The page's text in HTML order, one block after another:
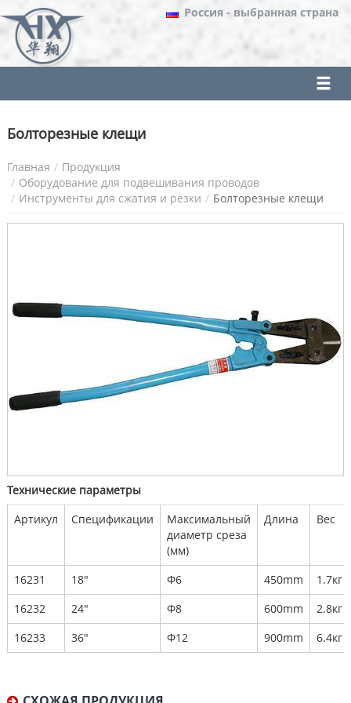
Россия - выбранная страна
Болторезные клещи
Главная
Продукция
Оборудование для подвешивания проводов
Инструменты для сжатия и резки
Болторезные клещи
Технические параметры
Артикул
Спецификации
Максимальный
диаметр среза
(мм)
Длина Вес
16231 18" Φ6 450mm
1.7кг
16232
24" Φ8 600mm
2.8кг
16233
36" Φ12 900mm 6.4кг